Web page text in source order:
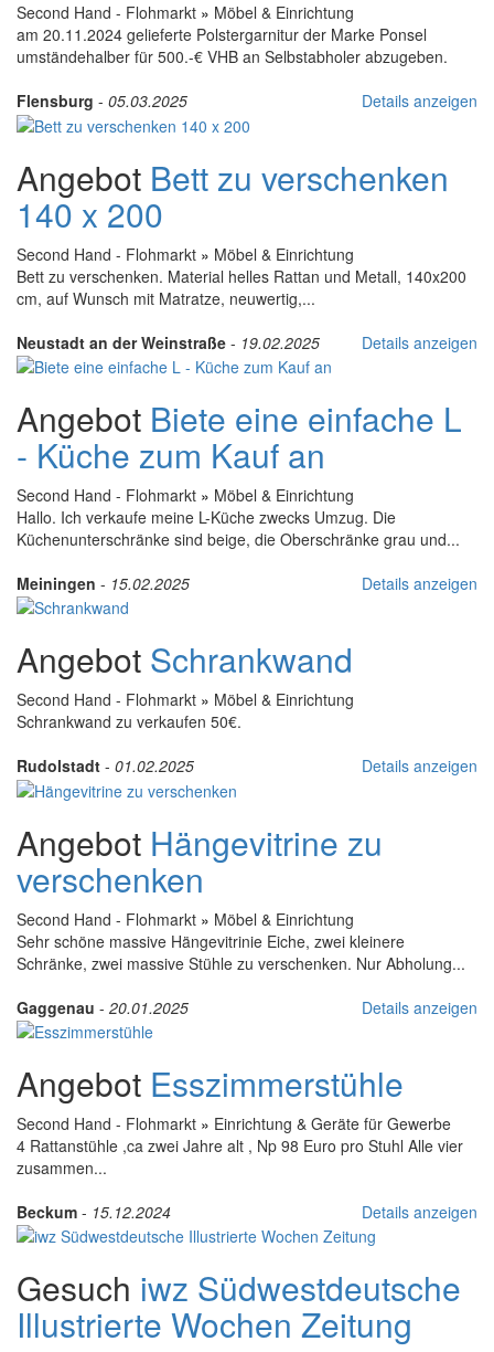
Second Hand - Flohmarkt » Möbel & Einrichtung
am 20.11.2024 gelieferte Polstergarnitur der Marke Ponsel
umständehalber für 500.-€ VHB an Selbstabholer abzugeben.
Flensburg - 05.03.2025 Details anzeigen
Angebot Bett zu verschenken
140 x 200
Second Hand - Flohmarkt » Möbel & Einrichtung
Bett zu verschenken. Material helles Rattan und Metall, 140x200
cm, auf Wunsch mit Matratze, neuwertig,...
Neustadt an der Weinstraße - 19.02.2025 Details anzeigen
Angebot Biete eine einfache L
- Küche zum Kauf an
Second Hand - Flohmarkt » Möbel & Einrichtung
Hallo. Ich verkaufe meine L-Küche zwecks Umzug. Die
Küchenunterschränke sind beige, die Oberschränke grau und...
Meiningen - 15.02.2025 Details anzeigen
Angebot Schrankwand
Second Hand - Flohmarkt » Möbel & Einrichtung
Schrankwand zu verkaufen 50€.
Rudolstadt - 01.02.2025 Details anzeigen
Angebot Hängevitrine zu
verschenken
Second Hand - Flohmarkt » Möbel & Einrichtung
Sehr schöne massive Hängevitrinie Eiche, zwei kleinere
Schränke, zwei massive Stühle zu verschenken. Nur Abholung...
Gaggenau - 20.01.2025 Details anzeigen
Angebot Esszimmerstühle
Second Hand - Flohmarkt » Einrichtung & Geräte für Gewerbe
4 Rattanstühle ,ca zwei Jahre alt , Np 98 Euro pro Stuhl Alle vier
zusammen...
Beckum - 15.12.2024 Details anzeigen
Gesuch iwz Südwestdeutsche
Illustrierte Wochen Zeitung